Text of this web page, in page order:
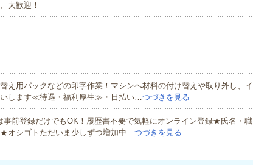
大歓迎！
え用パックなどの印字作業！マシンへ材料の付け替えや取り外し、イ
いします≪待遇・福利厚生≫・日払い…つづきを見る
前登録だけでもOK！履歴書不要で気軽にオンライン登録★氏名・職
オシゴトただいま少しずつ増加中…つづきを見る